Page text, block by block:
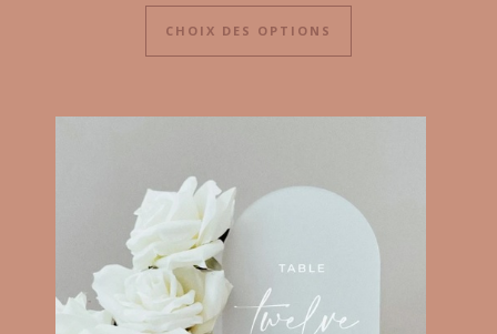
CHOIX DES OPTIONS